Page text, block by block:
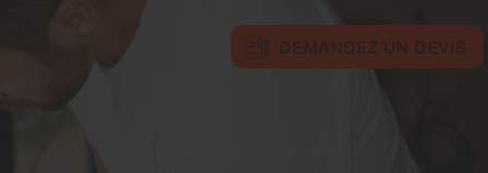
DEMANDEZ UN DEVIS